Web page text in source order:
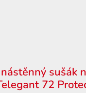
sušák
72